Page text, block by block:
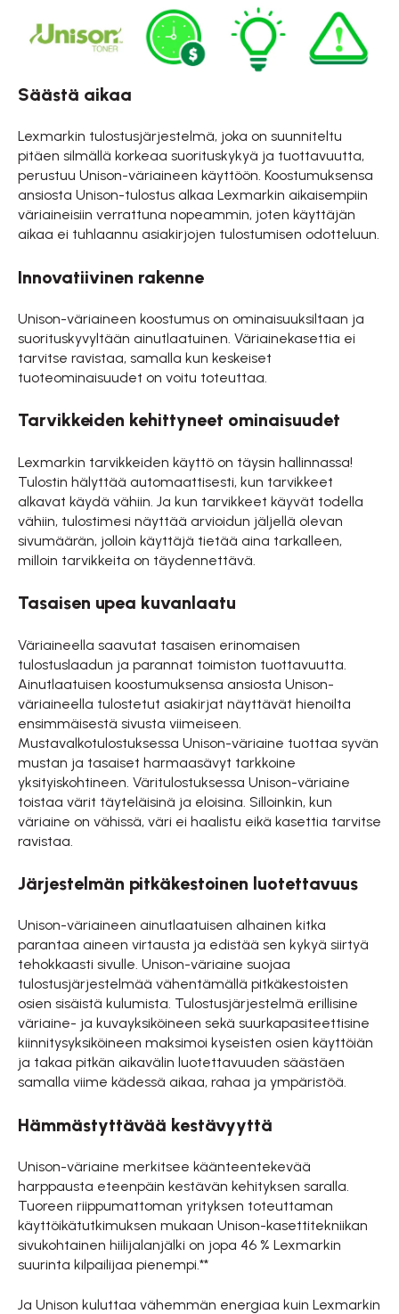
Säästä aikaa
Lexmarkin tulostusjärjestelmä, joka on suunniteltu
pitäen silmällä korkeaa suorituskykyä ja tuottavuutta,
perustuu Unison-väriaineen käyttöön. Koostumuksensa
ansiosta Unison-tulostus alkaa Lexmarkin aikaisempiin
väriaineisiin verrattuna nopeammin, joten käyttäjän
aikaa ei tuhlaannu asiakirjojen tulostumisen odotteluun.
Innovatiivinen rakenne
Unison-väriaineen koostumus on ominaisuuksiltaan ja
suorituskyvyltään ainutlaatuinen. Väriainekasettia ei
tarvitse ravistaa, samalla kun keskeiset
tuoteominaisuudet on voitu toteuttaa.
Tarvikkeiden kehittyneet ominaisuudet
Lexmarkin tarvikkeiden käyttö on täysin hallinnassa!
Tulostin hälyttää automaattisesti, kun tarvikkeet
alkavat käydä vähiin. Ja kun tarvikkeet käyvät todella
vähiin, tulostimesi näyttää arvioidun jäljellä olevan
sivumäärän, jolloin käyttäjä tietää aina tarkalleen,
milloin tarvikkeita on täydennettävä.
Tasaisen upea kuvanlaatu
Väriaineella saavutat tasaisen erinomaisen
tulostuslaadun ja parannat toimiston tuottavuutta.
Ainutlaatuisen koostumuksensa ansiosta Unison-
väriaineella tulostetut asiakirjat näyttävät hienoilta
ensimmäisestä sivusta viimeiseen.
Mustavalkotulostuksessa Unison-väriaine tuottaa syvän
mustan ja tasaiset harmaasävyt tarkkoine
yksityiskohtineen. Väritulostuksessa Unison-väriaine
toistaa värit täyteläisinä ja eloisina. Silloinkin, kun
väriaine on vähissä, väri ei haalistu eikä kasettia tarvitse
ravistaa.
Järjestelmän pitkäkestoinen luotettavuus
Unison-väriaineen ainutlaatuisen alhainen kitka
parantaa aineen virtausta ja edistää sen kykyä siirtyä
tehokkaasti sivulle. Unison-väriaine suojaa
tulostusjärjestelmää vähentämällä pitkäkestoisten
osien sisäistä kulumista. Tulostusjärjestelmä erillisine
väriaine- ja kuvayksiköineen sekä suurkapasiteettisine
kiinnitysyksiköineen maksimoi kyseisten osien käyttöiän
ja takaa pitkän aikavälin luotettavuuden säästäen
samalla viime kädessä aikaa, rahaa ja ympäristöä.
Hämmästyttävää kestävyyttä
Unison-väriaine merkitsee käänteentekevää
harppausta eteenpäin kestävän kehityksen saralla.
Tuoreen riippumattoman yrityksen toteuttaman
käyttöikätutkimuksen mukaan Unison-kasettitekniikan
sivukohtainen hiilijalanjälki on jopa 46 % Lexmarkin
suurinta kilpailijaa pienempi.**
Ja Unison kuluttaa vähemmän energiaa kuin Lexmarkin